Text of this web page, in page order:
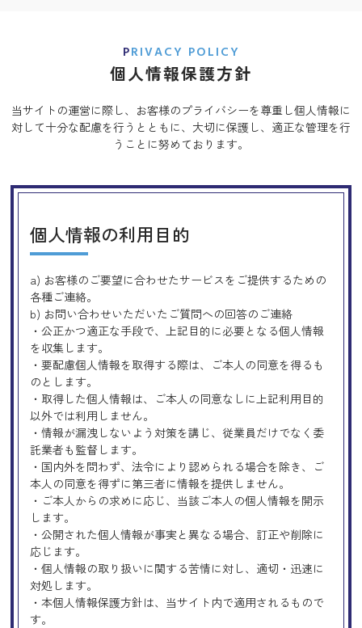
PRIVACY POLICY
個人情報保護方針
当サイトの運営に際し、お客様のプライバシーを尊重し個人情報に
対して十分な配慮を行うとともに、 大切に保護し、適正な管理を行
うことに努めております。
個人情報の利用目的
a) お客様のご要望に合わせたサービスをご提供するための
各種ご連絡。
b) お問い合わせいただいたご質問への回答のご連絡
・公正かつ適正な手段で、上記目的に必要となる個人情報
を収集します。
・要配慮個人情報を取得する際は、ご本人の同意を得るも
のとします。
・取得した個人情報は、ご本人の同意なしに上記利用目的
以外では利用しません。
・情報が漏洩しないよう対策を講じ、従業員だけでなく委
託業者も監督します。
・国内外を問わず、法令により認められる場合を除き、ご
本人の同意を得ずに第三者に情報を提供しません。
・ご本人からの求めに応じ、当該ご本人の個人情報を開示
します。
・公開された個人情報が事実と異なる場合、訂正や削除に
応じます。
・個人情報の取り扱いに関する苦情に対し、適切・迅速に
対処します。
・本個人情報保護方針は、当サイト内で適用されるもので
す。